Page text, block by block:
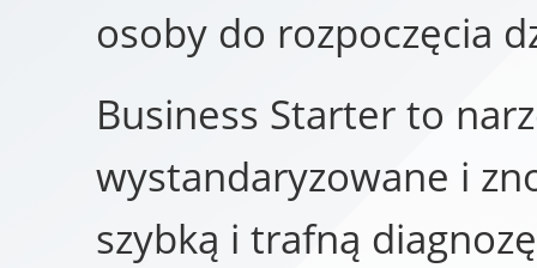
osoby do rozpoczęcia
Business Starter to
wystandaryzowane i
szybką i trafną